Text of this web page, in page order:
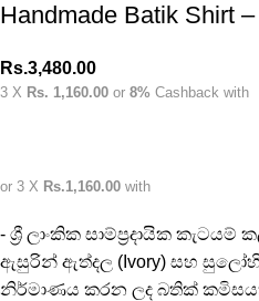
Handmade Batik Shirt
Rs.3,480.00
3 X Rs. 1,160.00 or 8% Cashback with
or 3 X Rs.1,160.00 with
- ශ්‍රී ලාංකික සාම්ප්‍රදායික
ඇසුරින් ඇත්දල (Ivory) සහ
නිර්මාණය කරන ලද බතික්